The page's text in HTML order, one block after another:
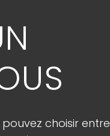
choisir entre